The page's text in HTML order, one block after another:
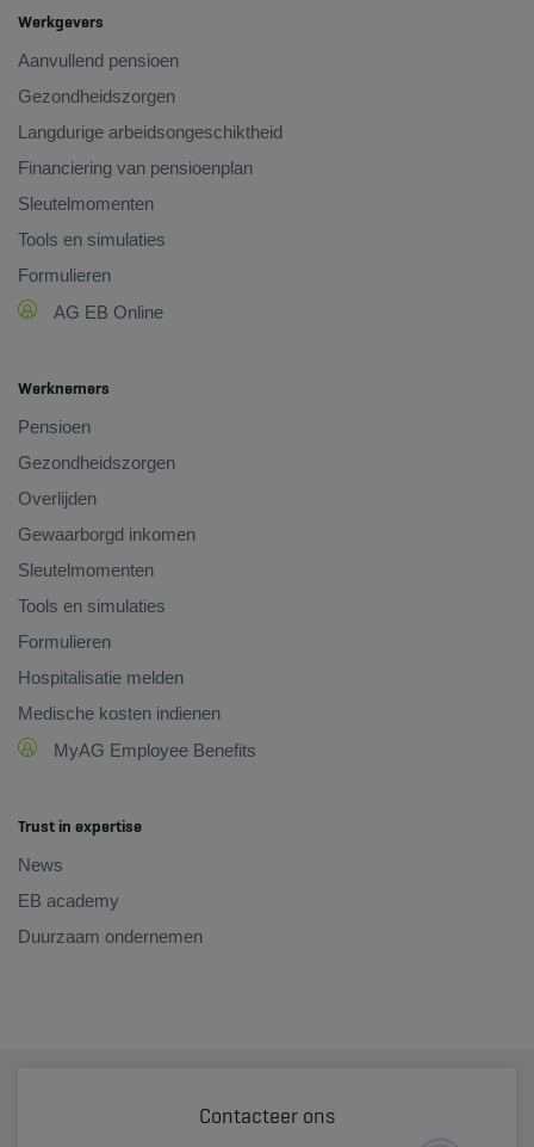
Werkgevers
Aanvullend pensioen
Gezondheidszorgen
Langdurige arbeidsongeschiktheid
Financiering van pensioenplan
Sleutelmomenten
Tools en simulaties
Formulieren
AG EB Online
Werknemers
Pensioen
Gezondheidszorgen
Overlijden
Gewaarborgd inkomen
Sleutelmomenten
Tools en simulaties
Formulieren
Hospitalisatie melden
Medische kosten indienen
MyAG Employee Benefits
Trust in expertise
News
EB academy
Duurzaam ondernemen
Contacteer ons